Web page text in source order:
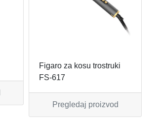
Figaro za kosu trostruki
FS-617
Pregledaj proizvod